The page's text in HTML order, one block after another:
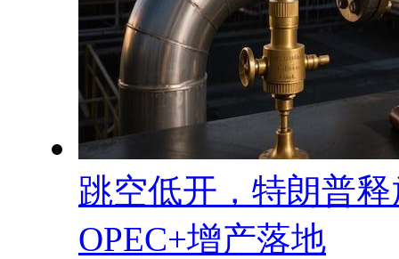
跳空低开，特朗普
OPEC+增产落地